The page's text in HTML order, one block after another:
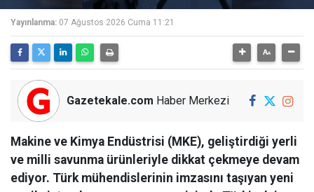
Yayınlanma: 07 Ağustos 2026 Cuma 11:21
Gazetekale.com Haber Merkezi
Makine ve Kimya Endüstrisi (MKE), geliştirdiği yerli
ve milli savunma ürünleriyle dikkat çekmeye devam
ediyor. Türk mühendislerinin imzasını taşıyan yeni